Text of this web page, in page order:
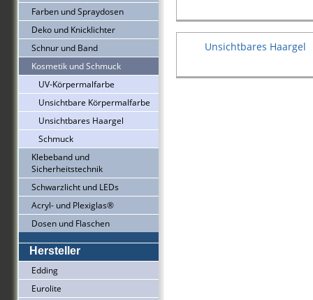
Farben und Spraydosen
Deko und Knicklichter
Schnur und Band
Kosmetik und Schmuck
UV-Körpermalfarbe
Unsichtbare Körpermalfarbe
Unsichtbares Haargel
Schmuck
Klebeband und
Sicherheitstechnik
Schwarzlicht und LEDs
Acryl- und Plexiglas®
Dosen und Flaschen
Hersteller
Edding
Eurolite
Unsichtbares Haargel